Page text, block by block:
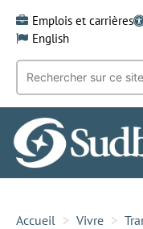
content
Emplois et carrières
English
Recherche
mot-
clé:
Accueil Vivre